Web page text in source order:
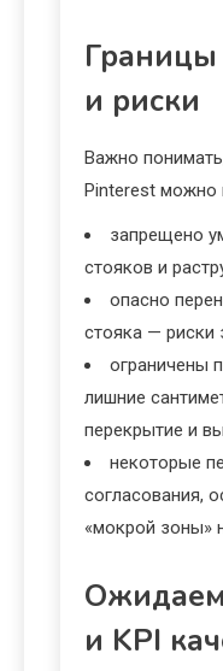
и риски
Важно
Pinterest можно
запрещено
стояков и
опасно
стояка — риски
ограничены
лишние
перекрытие и
некоторые
согласования,
«мокрой зоны»
и KPI